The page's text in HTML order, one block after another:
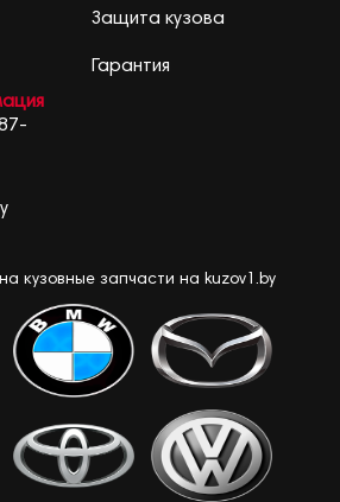
Защита кузова
Гарантия
кузовные запчасти на kuzov1.by